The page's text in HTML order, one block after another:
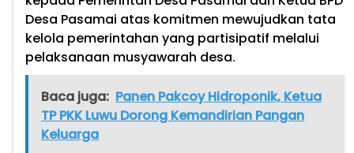
Desa Pasamai atas komitmen mewujudkan tata
kelola pemerintahan yang partisipatif melalui
pelaksanaan musyawarah desa.
Baca juga: Panen Pakcoy Hidroponik, Ketua
TP PKK Luwu Dorong Kemandirian Pangan
Keluarga